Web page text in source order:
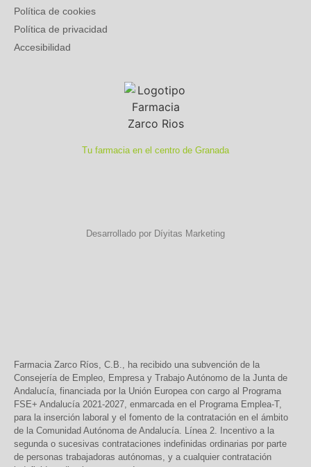
Política de cookies
Política de privacidad
Accesibilidad
Tu farmacia en el centro de Granada
Desarrollado por Díyitas Marketing
Farmacia Zarco Ríos, C.B., ha recibido una subvención de la
Consejería de Empleo, Empresa y Trabajo Autónomo de la Junta de
Andalucía, financiada por la Unión Europea con cargo al Programa
FSE+ Andalucía 2021-2027, enmarcada en el Programa Emplea-T,
para la inserción laboral y el fomento de la contratación en el ámbito
de la Comunidad Autónoma de Andalucía. Línea 2. Incentivo a la
segunda o sucesivas contrataciones indefinidas ordinarias por parte
de personas trabajadoras autónomas, y a cualquier contratación